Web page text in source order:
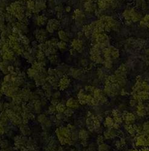
Home Despre noi Produse
Termeni și condiții
S.C. Atelierul de istorie
J12/419/2016
CIF 35566674
RO48ROIN4021ZZ6H9WDUW2T2